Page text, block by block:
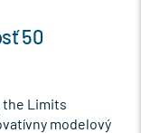
50
the Limits
modelový